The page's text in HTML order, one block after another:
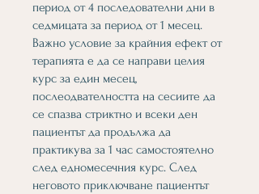
период от 4 последователни дни в
седмицата за период от 1 месец.
Важно условие за крайния ефект от
терапията е да се направи целия
курс за един месец,
послеодвателността на сесиите да
се спазва стриктно и всеки ден
пациентът да продължа да
практикува за 1 час самостоятелно
след едномесечния курс. След
неговото приключване пациентът